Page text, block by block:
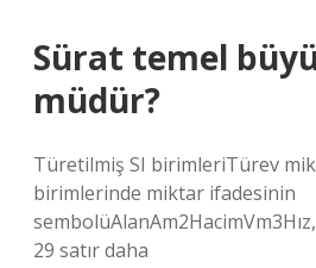
Sürat temel
müdür?
Türetilmiş SI birimleriTürev
birimlerinde miktar ifadesinin
29 satır daha